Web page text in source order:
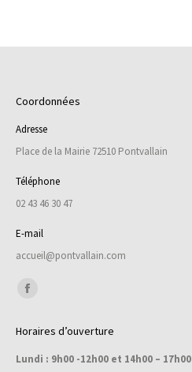
Coordonnées
Adresse
Place de la Mairie 72510 Pontvallain
Téléphone
02 43 46 30 47
E-mail
accueil@pontvallain.com
Trouvez nous sur :
opens
in
Horaires d’ouverture
Lundi : 9h00 -12h00 et 14h00 – 17h00